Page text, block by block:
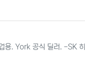
기
용. York 공식 딜러. -SK